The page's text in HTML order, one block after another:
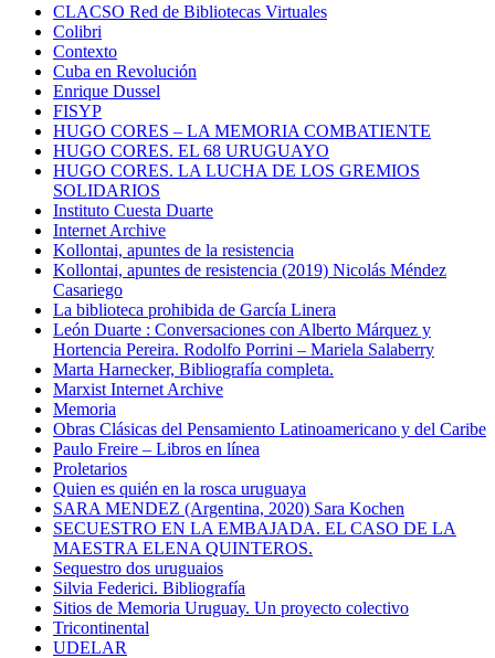
CLACSO Red de Bibliotecas Virtuales
Colibri
Contexto
Cuba en Revolución
Enrique Dussel
FISYP
HUGO CORES – LA MEMORIA COMBATIENTE
HUGO CORES. EL 68 URUGUAYO
HUGO CORES. LA LUCHA DE LOS GREMIOS
SOLIDARIOS
Instituto Cuesta Duarte
Internet Archive
Kollontai, apuntes de la resistencia
Kollontai, apuntes de resistencia (2019) Nicolás Méndez
Casariego
La biblioteca prohibida de García Linera
León Duarte : Conversaciones con Alberto Márquez y
Hortencia Pereira. Rodolfo Porrini – Mariela Salaberry
Marta Harnecker, Bibliografía completa.
Marxist Internet Archive
Memoria
Obras Clásicas del Pensamiento Latinoamericano y del Caribe
Paulo Freire – Libros en línea
Proletarios
Quien es quién en la rosca uruguaya
SARA MENDEZ (Argentina, 2020) Sara Kochen
SECUESTRO EN LA EMBAJADA. EL CASO DE LA
MAESTRA ELENA QUINTEROS.
Sequestro dos uruguaios
Silvia Federici. Bibliografía
Sitios de Memoria Uruguay. Un proyecto colectivo
Tricontinental
UDELAR